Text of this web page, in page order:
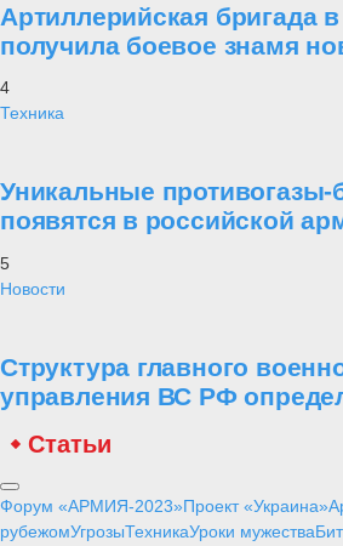
Артиллерийская бригада
получила боевое знамя
4
Техника
Уникальные
появятся в российской
5
Новости
Структура главного
управления ВС РФ
Статьи
Форум «АРМИЯ-2023»Проект «Украина»
рубежомУгрозыТехникаУроки мужества